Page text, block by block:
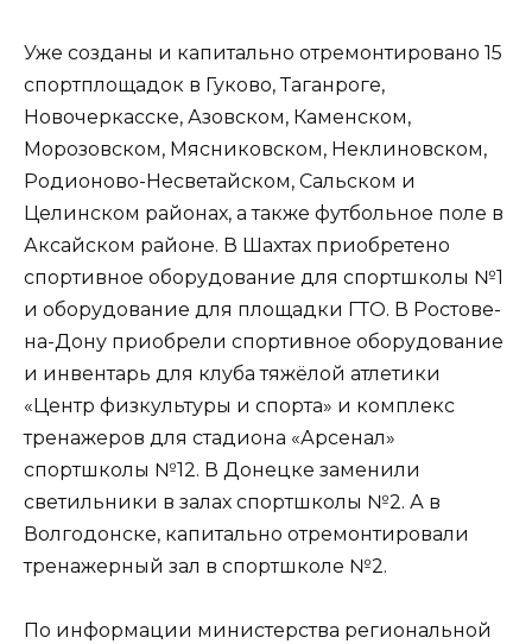
Уже созданы и капитально отремонтировано 15
спортплощадок в Гуково, Таганроге,
Новочеркасске, Азовском, Каменском,
Морозовском, Мясниковском, Неклиновском,
Родионово-Несветайском, Сальском и
Целинском районах, а также футбольное поле в
Аксайском районе. В Шахтах приобретено
спортивное оборудование для спортшколы №1
и оборудование для площадки ГТО. В Ростове-
на-Дону приобрели спортивное оборудование
и инвентарь для клуба тяжёлой атлетики
«Центр физкультуры и спорта» и комплекс
тренажеров для стадиона «Арсенал»
спортшколы №12. В Донецке заменили
светильники в залах спортшколы №2. А в
Волгодонске, капитально отремонтировали
тренажерный зал в спортшколе №2.
По информации министерства региональной